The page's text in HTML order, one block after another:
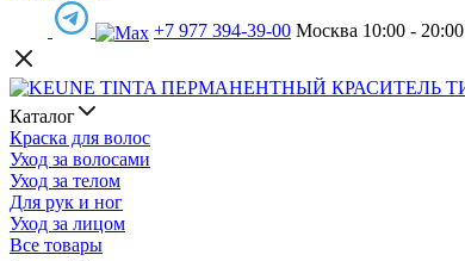
+7 977 394-39-00 Москва 10:00 - 20:00
Каталог
Краска для волос
Уход за волосами
Уход за телом
Для рук и ног
Уход за лицом
Все товары